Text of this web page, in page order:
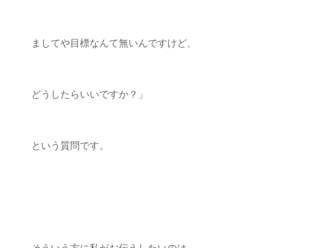
ましてや目標なんて無いんですけど、
どうしたらいいですか？」
という質問です。